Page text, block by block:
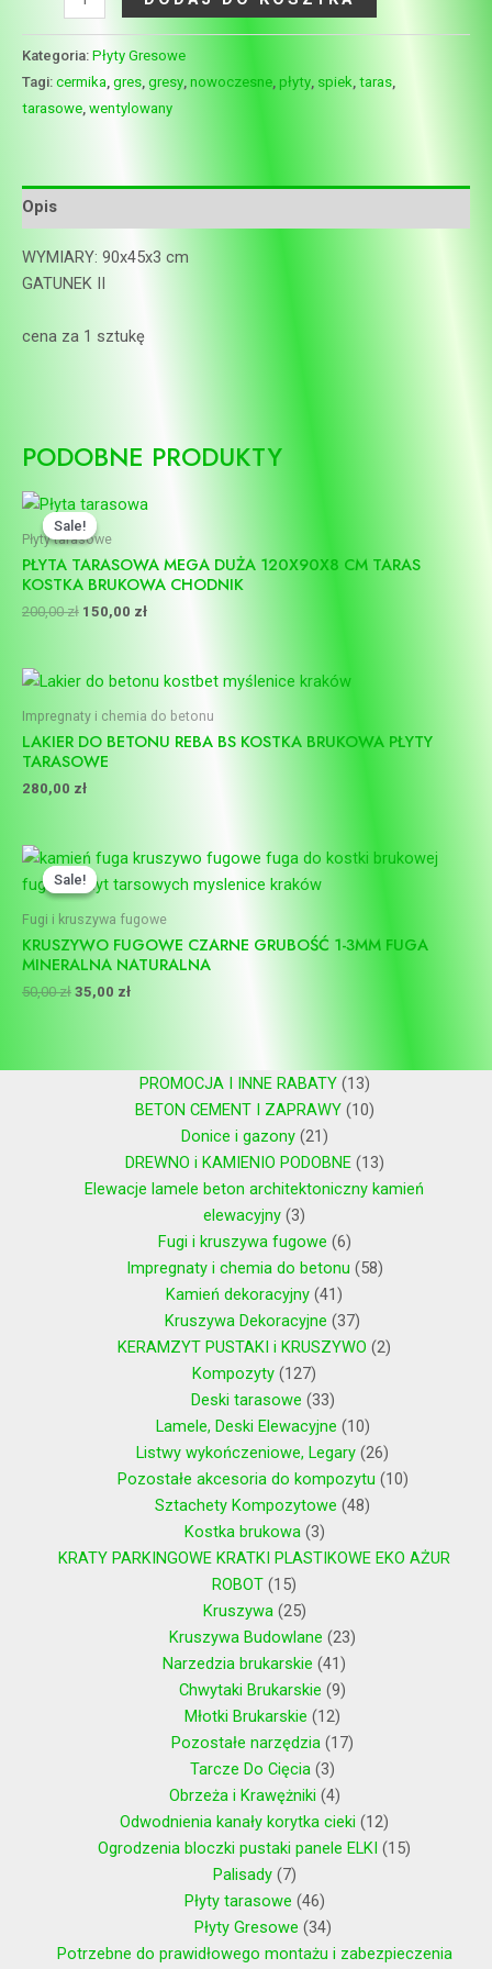
Kategoria: Płyty Gresowe
Tagi: cermika gres gresy nowoczesne płyty spiek taras
tarasowe wentylowany
Opis
WYMIARY: 90x45x3 cm
GATUNEK II
cena za 1 sztukę
PODOBNE PRODUKTY
Sale!
Sale!
Płyty tarasowe
PŁYTA TARASOWA MEGA DUŻA 120X90X8 CM TARAS
KOSTKA BRUKOWA CHODNIK
200,00zł
Pierwotna
cena
wynosiła:
200,00 zł.
150,00 zł
Aktualna
150,00 zł.
Impregnaty i chemia do betonu
LAKIER DO BETONU REBA BS KOSTKA BRUKOWA PŁYTY
TARASOWE
280,00 zł
Sale!
Sale!
Fugi i kruszywa fugowe
KRUSZYWO FUGOWE CZARNE GRUBOŚĆ 1-3MM FUGA
MINERALNA NATURALNA
50,00zł
Pierwotna
cena
wynosiła:
50,00 zł.
35,00 zł
Aktualna
wynosi:
PROMOCJA I INNE RABATY 13
BETON CEMENT I ZAPRAWY 10
Donice i gazony 21
DREWNO i KAMIENIO PODOBNE 13
Elewacje lamele beton architektoniczny kamień
elewacyjny 3
Fugi i kruszywa fugowe 6
Impregnaty i chemia do betonu 58
Kamień dekoracyjny 41
Kruszywa Dekoracyjne 37
KERAMZYT PUSTAKI i KRUSZYWO 2
Kompozyty 127
Deski tarasowe 33
Lamele, Deski Elewacyjne 10
Listwy wykończeniowe, Legary 26
Pozostałe akcesoria do kompozytu 10
Sztachety Kompozytowe 48
Kostka brukowa 3
KRATY PARKINGOWE KRATKI PLASTIKOWE EKO AŻUR
ROBOT 15
Kruszywa 25
Kruszywa Budowlane 23
Narzedzia brukarskie 41
Chwytaki Brukarskie 9
Młotki Brukarskie 12
Pozostałe narzędzia 17
Tarcze Do Cięcia 3
Obrzeża i Krawężniki 4
Odwodnienia kanały korytka cieki 12
Ogrodzenia bloczki pustaki panele ELKI 15
Palisady 7
Płyty tarasowe 46
Płyty Gresowe 34
Potrzebne do prawidłowego montażu i zabezpieczenia